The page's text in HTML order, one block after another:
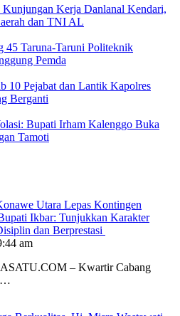
Kerja Danlanal Kendari,
dan TNI AL
45 Taruna-Taruni Politeknik
Pemda
10 Pejabat dan Lantik Kapolres
Berganti
Bupati Irham Kalenggo Buka
Tamoti
Utara Lepas Kontingen
Ikbar: Tunjukkan Karakter
dan Berprestasi
am
– Kwartir Cabang